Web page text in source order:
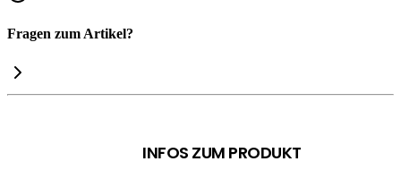
Fragen zum Artikel?
INFOS ZUM PRODUKT